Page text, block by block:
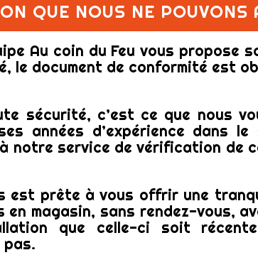
QUE NOUS NE POUVONS
Au coin du Feu vous propose
le document de conformité est
sécurité, c’est ce que nous
années d’expérience dans le
notre service de vérification de
est prête à vous offrir une
magasin, sans rendez-vous,
que celle-ci soit
pas.